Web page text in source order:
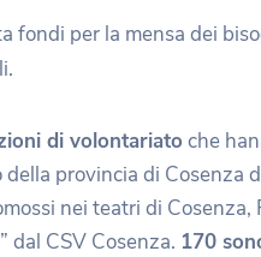
fondi per la mensa dei
di volontariato che
provincia di Cosenza
nei teatri di Cosenza,
dal CSV Cosenza. 170